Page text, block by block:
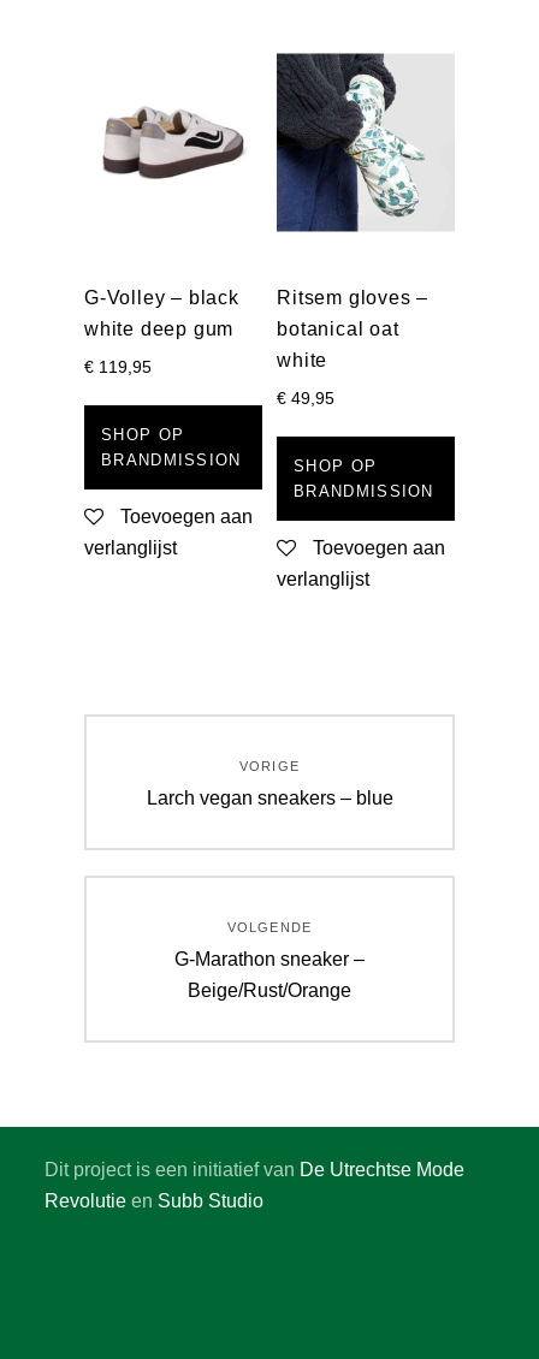
G-Volley – black
white deep gum
€ 119,95
SHOP OP
BRANDMISSION
Toevoegen aan
verlanglijst
Ritsem gloves –
botanical oat
white
€ 49,95
SHOP OP
BRANDMISSION
Toevoegen aan
verlanglijst
VORIGE
Vorig
Larch vegan sneakers – blue
VOLGENDE
Volgend
bericht:
G-Marathon sneaker –
Beige/Rust/Orange
Dit project is een initiatief van De Utrechtse Mode
Revolutie en Subb Studio